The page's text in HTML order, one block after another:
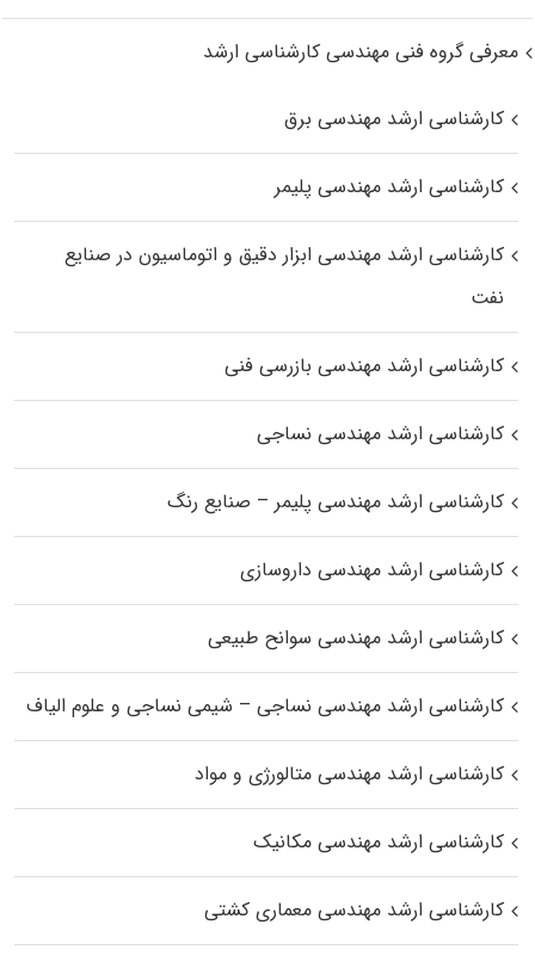
معرفی گروه فنی مهندسی کارشناسی ارشد
کارشناسی ارشد مهندسی برق
کارشناسی ارشد مهندسی پلیمر
کارشناسی ارشد مهندسی ابزار دقیق و اتوماسیون در صنایع
نفت
کارشناسی ارشد مهندسی بازرسی فنی
کارشناسی ارشد مهندسی نساجی
کارشناسی ارشد مهندسی پلیمر – صنایع رنگ
کارشناسی ارشد مهندسی داروسازی
کارشناسی ارشد مهندسی سوانح طبیعی
کارشناسی ارشد مهندسی نساجی – شیمی نساجی و علوم الیاف
کارشناسی ارشد مهندسی متالورژی و مواد
کارشناسی ارشد مهندسی مکانیک
کارشناسی ارشد مهندسی معماری کشتی